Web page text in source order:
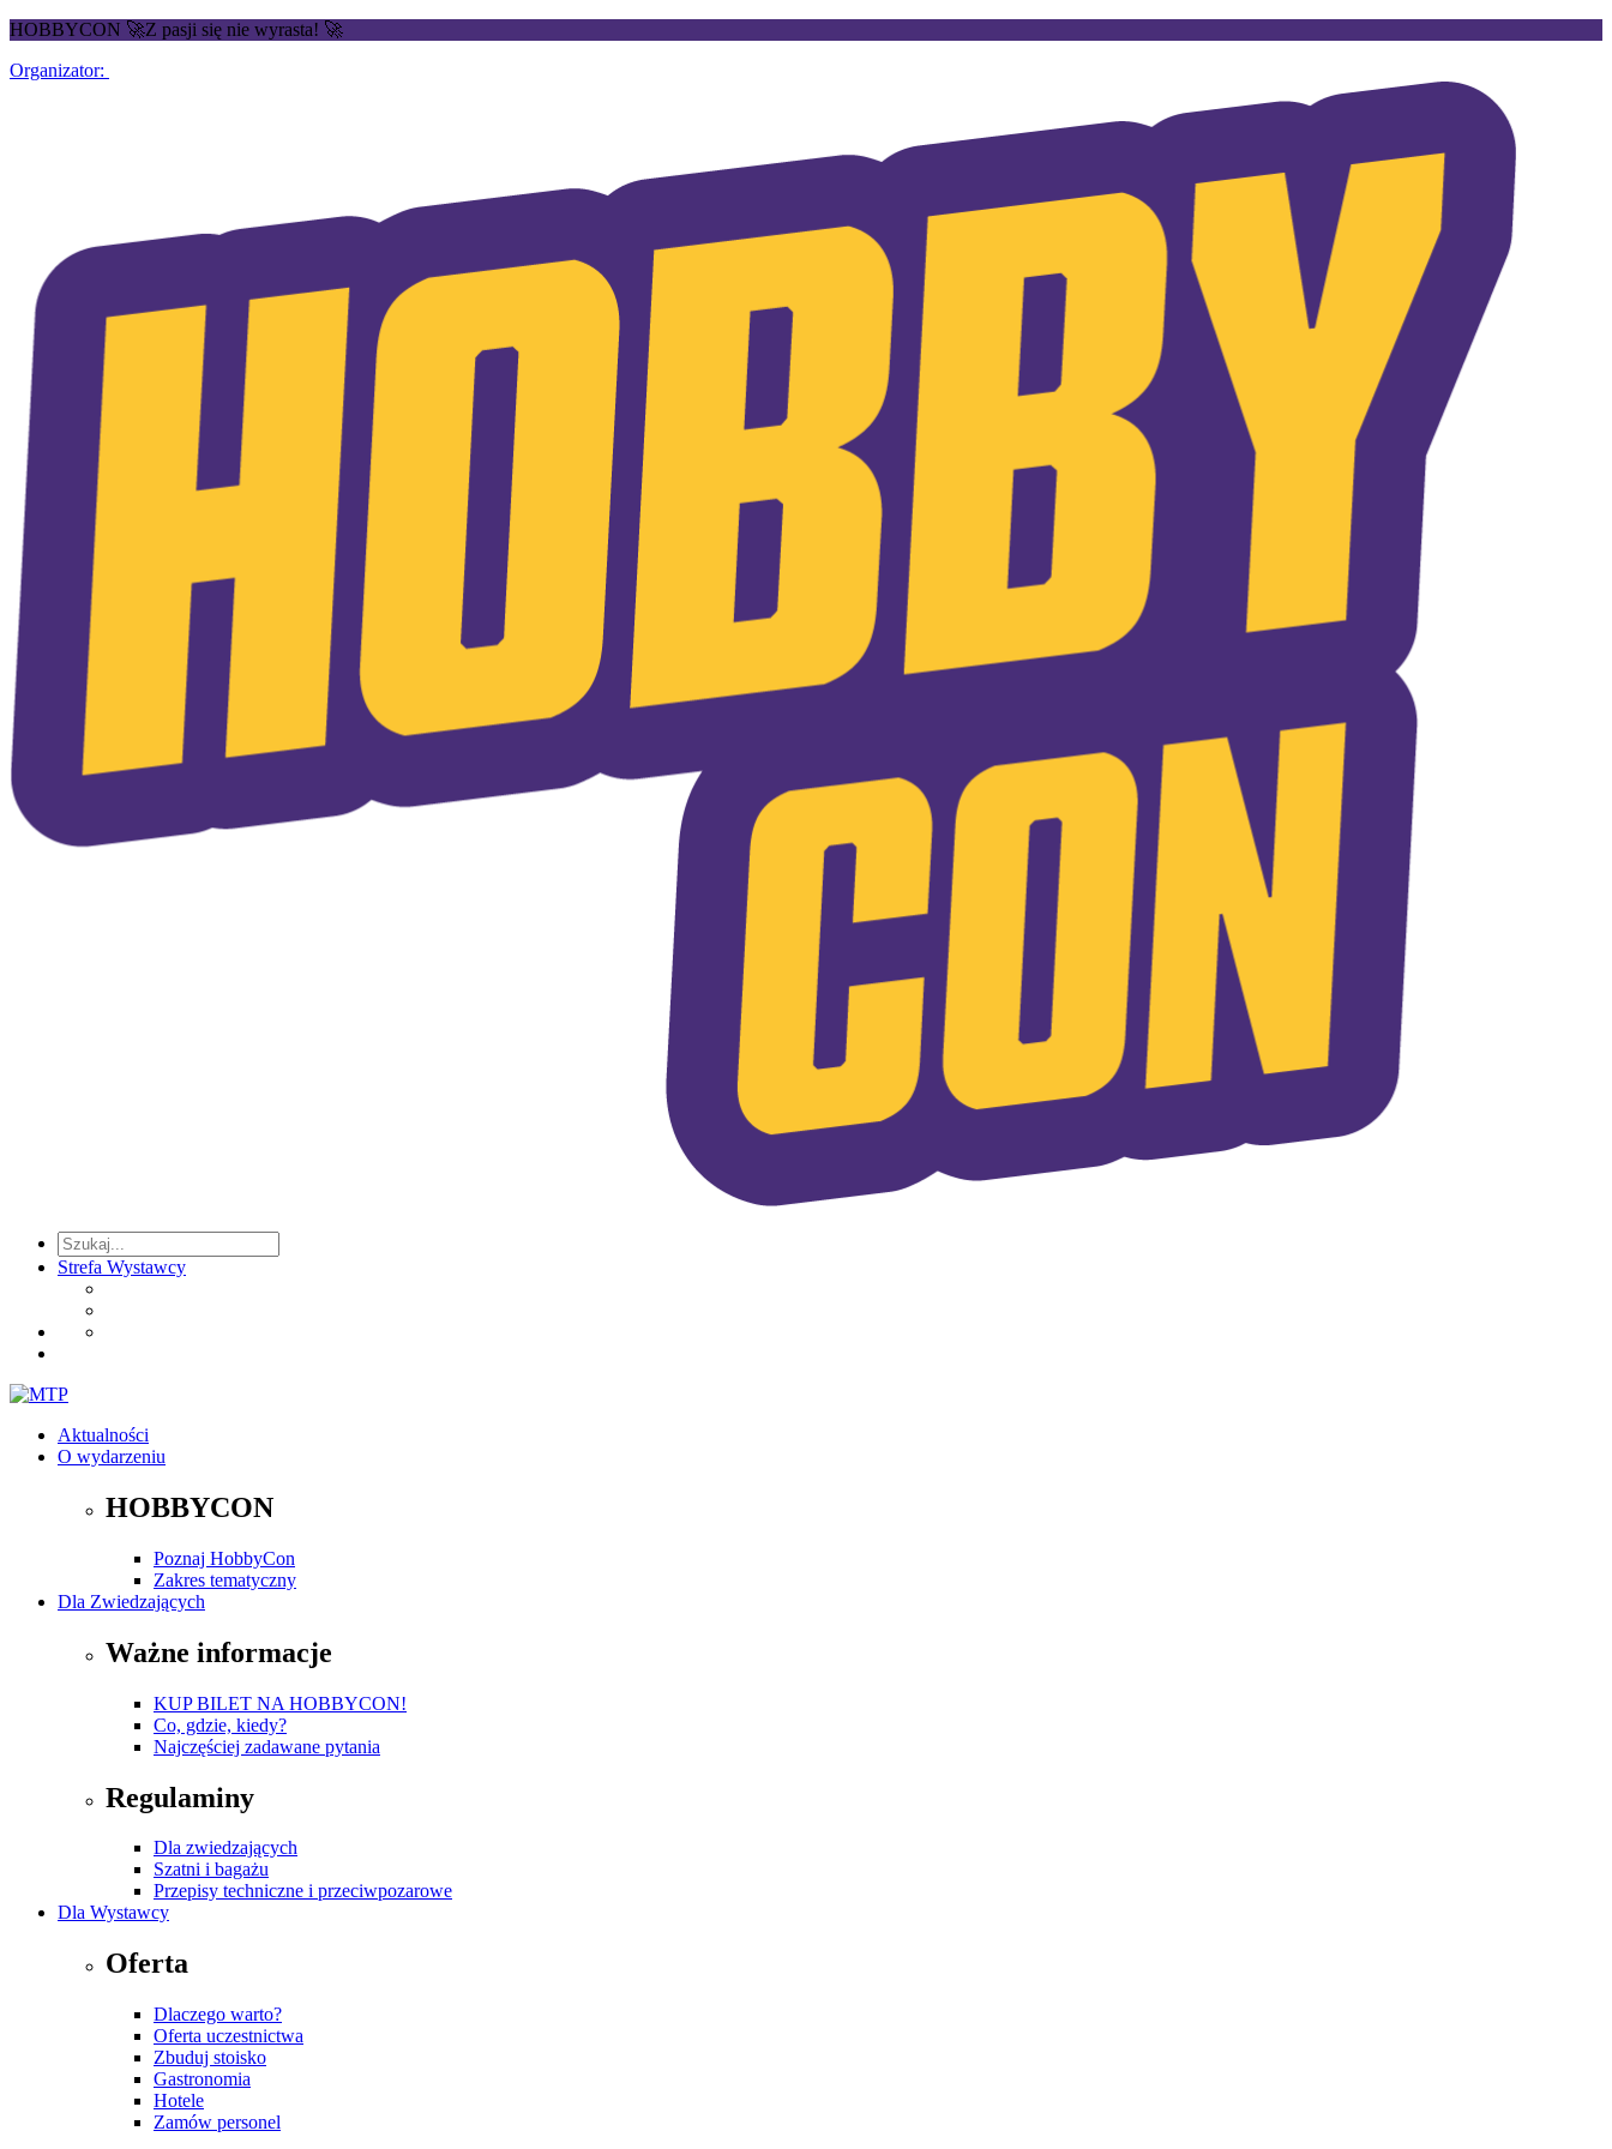
HOBBYCON 🚀Z pasji się nie wyrasta! 🚀
Organizator:
Strefa Wystawcy
Aktualności
O wydarzeniu
HOBBYCON
Poznaj HobbyCon
Zakres tematyczny
Dla Zwiedzających
Ważne informacje
KUP BILET NA HOBBYCON!
Co, gdzie, kiedy?
Najczęściej zadawane pytania
Regulaminy
Dla zwiedzających
Szatni i bagażu
Przepisy techniczne i przeciwpozarowe
Dla Wystawcy
Oferta
Dlaczego warto?
Oferta uczestnictwa
Zbuduj stoisko
Gastronomia
Hotele
Zamów personel